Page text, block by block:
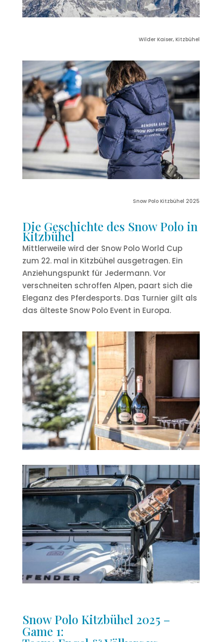
Wilder Kaiser, Kitzbühel
Snow Polo Kitzbühel 2025
Die Geschichte des Snow Polo in
Kitzbühel
Mittlerweile wird der Snow Polo World Cup
zum 22. mal in Kitzbühel ausgetragen. Ein
Anziehungspunkt für Jedermann. Vor
verschneiten schroffen Alpen, paart sich die
Eleganz des Pferdesports. Das Turnier gilt als
das älteste Snow Polo Event in Europa.
Snow Polo Kitzbühel 2025 –
Game 1: